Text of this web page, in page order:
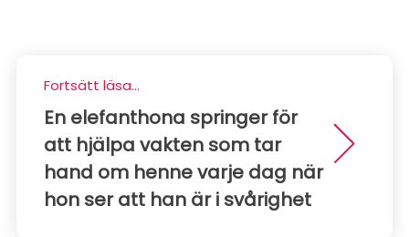
Fortsätt läsa...
En elefanthona springer för
att hjälpa vakten som tar
hand om henne varje dag när
hon ser att han är i svårighet